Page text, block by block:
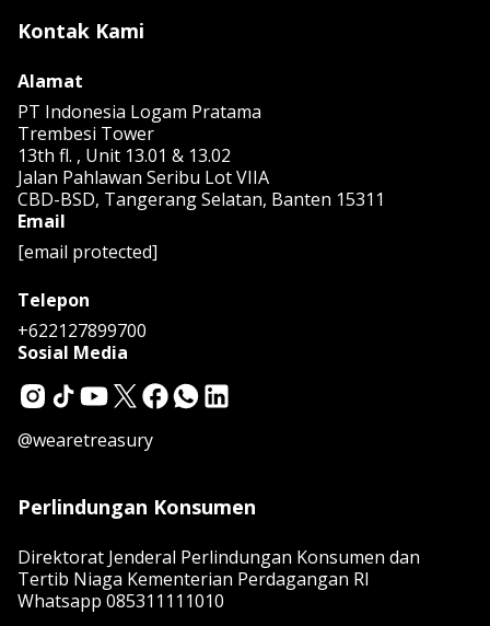
Kontak Kami
Alamat
PT Indonesia Logam Pratama
Trembesi Tower
13th fl. , Unit 13.01 & 13.02
Jalan Pahlawan Seribu Lot VIIA
CBD-BSD, Tangerang Selatan, Banten 15311
Email
[email protected]
Telepon
+622127899700
Sosial Media
@wearetreasury
Perlindungan Konsumen
Direktorat Jenderal Perlindungan Konsumen dan
Tertib Niaga Kementerian Perdagangan RI
Whatsapp 085311111010